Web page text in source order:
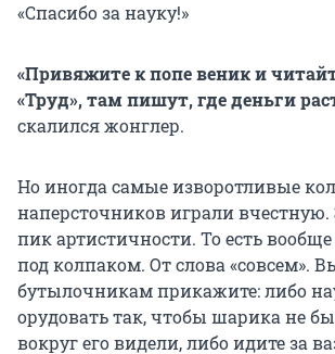
«Спасибо за науку!»
«Привяжите к попе веник и
«Труд», там пишут, где деньги
скалился жонглер.
Но иногда самые изворотливые
наперсточников играли
пик артистичности. То есть
под колпаком. От слова «совсем».
бутылочникам прикажите: либо
орудовать так, чтобы шарика не
вокруг его видели, либо идите за